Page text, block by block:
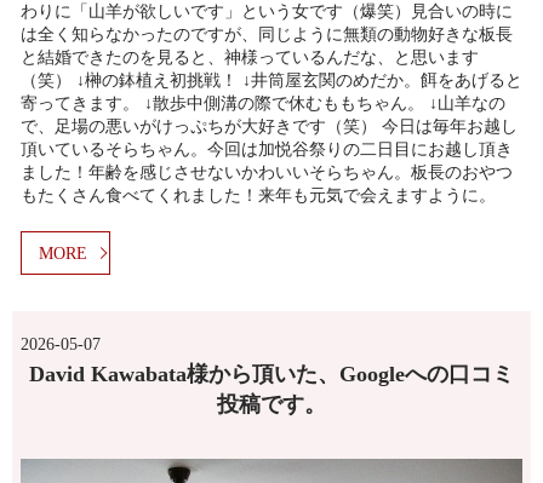
わりに「山羊が欲しいです」という女です（爆笑）見合いの時に
は全く知らなかったのですが、同じように無類の動物好きな板長
と結婚できたのを見ると、神様っているんだな、と思います
（笑） ↓榊の鉢植え初挑戦！ ↓井筒屋玄関のめだか。餌をあげると
寄ってきます。 ↓散歩中側溝の際で休むももちゃん。 ↓山羊なの
で、足場の悪いがけっぷちが大好きです（笑） 今日は毎年お越し
頂いているそらちゃん。今回は加悦谷祭りの二日目にお越し頂き
ました！年齢を感じさせないかわいいそらちゃん。板長のおやつ
もたくさん食べてくれました！来年も元気で会えますように。
MORE
2026-05-07
David Kawabata様から頂いた、Googleへの口コミ
投稿です。